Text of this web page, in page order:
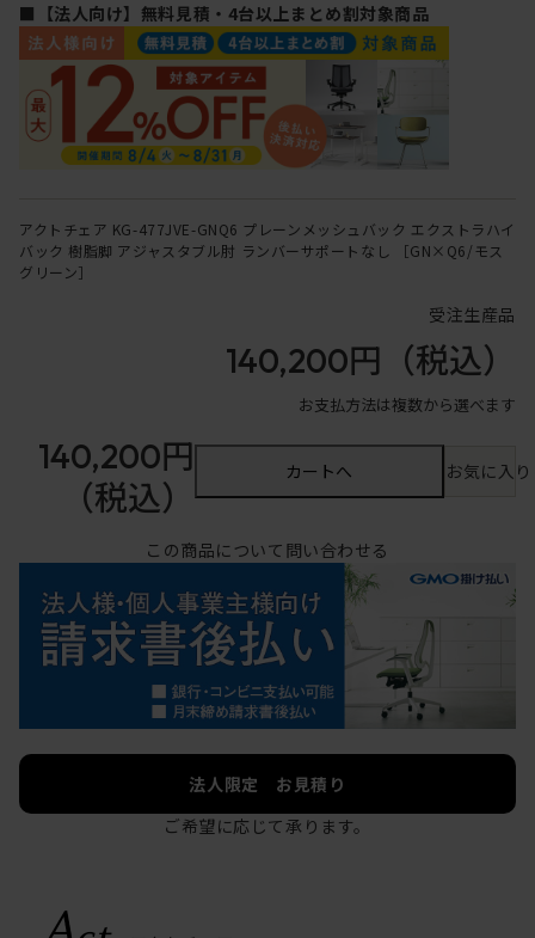
■【法人向け】無料見積・4台以上まとめ割対象商品
アクトチェア KG-477JVE-GNQ6 プレーンメッシュバック エクストラハイ
バック 樹脂脚 アジャスタブル肘 ランバーサポートなし ［GN×Q6/モス
グリーン］
受注生産品
140,200円 （税込）
お支払方法は複数から選べます
140,200円
（税込）
カートへ お気に入
この商品について問い合わせる
法人限定 お見積り
ご希望に応じて承ります。